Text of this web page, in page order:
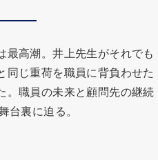
最高潮。井上先生がそれでも
同じ重荷を職員に背負わせた
。職員の未来と顧問先の継続
台裏に迫る。